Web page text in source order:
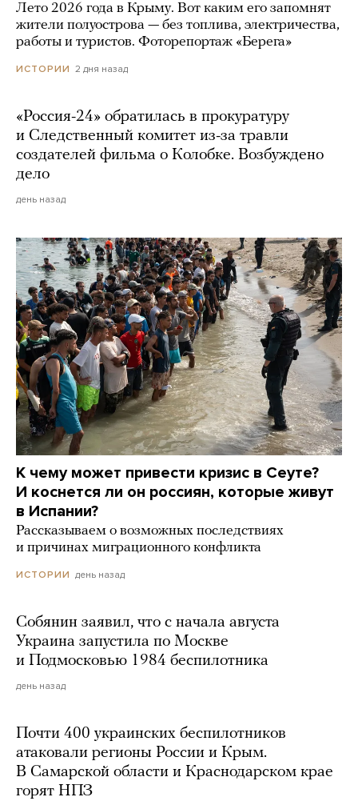
Лето 2026 года в Крыму. Вот каким его запомнят
жители полуострова — без топлива, электричества,
работы и туристов. Фоторепортаж «Берега»
ИСТОРИИ 2 дня назад
«Россия-24» обратилась в прокуратуру
и Следственный комитет из-за травли
создателей фильма о Колобке. Возбуждено
дело
день назад
К чему может привести кризис в Сеуте?
И коснется ли он россиян, которые живут
в Испании?
Рассказываем о возможных последствиях
и причинах миграционного конфликта
ИСТОРИИ день назад
Собянин заявил, что с начала августа
Украина запустила по Москве
и Подмосковью 1984 беспилотника
день назад
Почти 400 украинских беспилотников
атаковали регионы России и Крым.
В Самарской области и Краснодарском крае
горят НПЗ